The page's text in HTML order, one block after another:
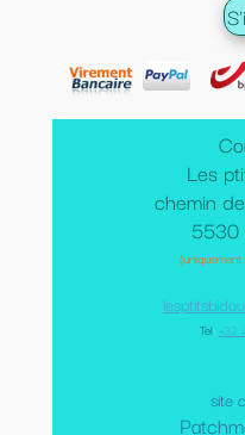
Les
chemin
5530
Tel: +32
site